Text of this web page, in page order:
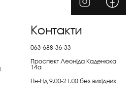
Контакти
063-688-36-33
Проспект Леоніда Каденюка
14а
Пн-Нд 9.00-21.00 без вихідних